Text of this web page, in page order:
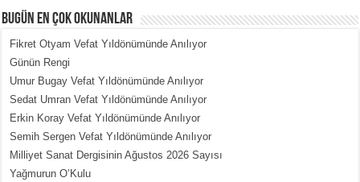
MEHMET ÇOBAN
İçerdeki Put Dışardaki Maskeler...
BUGÜN EN ÇOK OKUNANLAR
Fikret Otyam Vefat Yıldönümünde Anılıyor
Günün Rengi
Umur Bugay Vefat Yıldönümünde Anılıyor
Sedat Umran Vefat Yıldönümünde Anılıyor
Erkin Koray Vefat Yıldönümünde Anılıyor
Semih Sergen Vefat Yıldönümünde Anılıyor
Milliyet Sanat Dergisinin Ağustos 2026 Sayısı
Yağmurun O’Kulu